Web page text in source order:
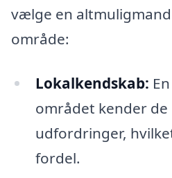
vælge en
område:
Lokalkendskab:
området kender
udfordringer,
fordel.